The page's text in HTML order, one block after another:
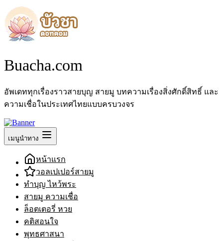
Buacha.com
อัพเดททุกเรื่องราวสายบุญ สายมู บทความเรื่องสิ่งศักดิ์สิทธิ์ และ
ความเชื่อในประเทศไทยแบบครบวงจร
เมนูนำทาง
หน้าแรก
วอลเปเปอร์สายมู
ทำบุญ ไหว้พระ
สายมู ความเชื่อ
ล็อตเตอรี่ หวย
คติสอนใจ
พุทธศาสนา